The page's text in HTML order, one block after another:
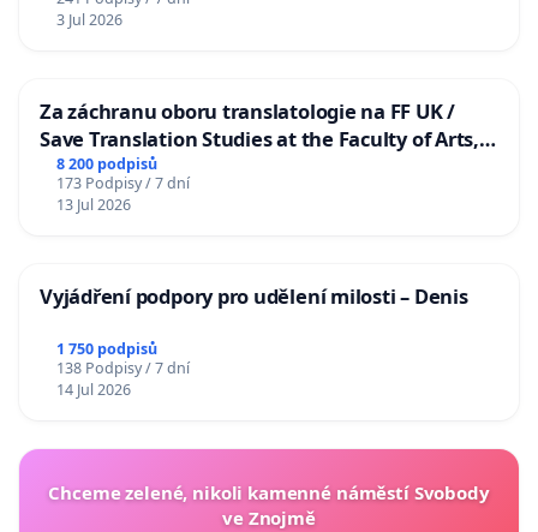
3 Jul 2026
Za záchranu oboru translatologie na FF UK /
Save Translation Studies at the Faculty of Arts,
Charles University
8 200 podpisů
173 Podpisy / 7 dní
13 Jul 2026
Vyjádření podpory pro udělení milosti – Denis
1 750 podpisů
138 Podpisy / 7 dní
14 Jul 2026
Chceme zelené, nikoli kamenné náměstí Svobody
ve Znojmě